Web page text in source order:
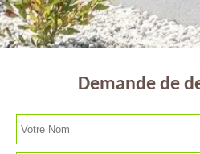
Demande de